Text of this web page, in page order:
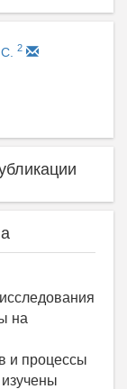
2
на
и процессы